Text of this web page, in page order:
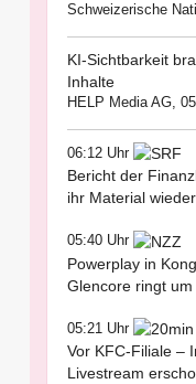
Schweizerische
KI-Sichtbarkeit
Inhalte
HELP Media AG,
06:12 Uhr
Bericht der
ihr Material
05:40 Uhr
Powerplay in
Glencore ringt
05:21 Uhr
Vor KFC-Filiale –
Livestream